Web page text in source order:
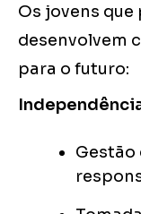
Os jovens
desenvolvem
para o futuro:
Gestão